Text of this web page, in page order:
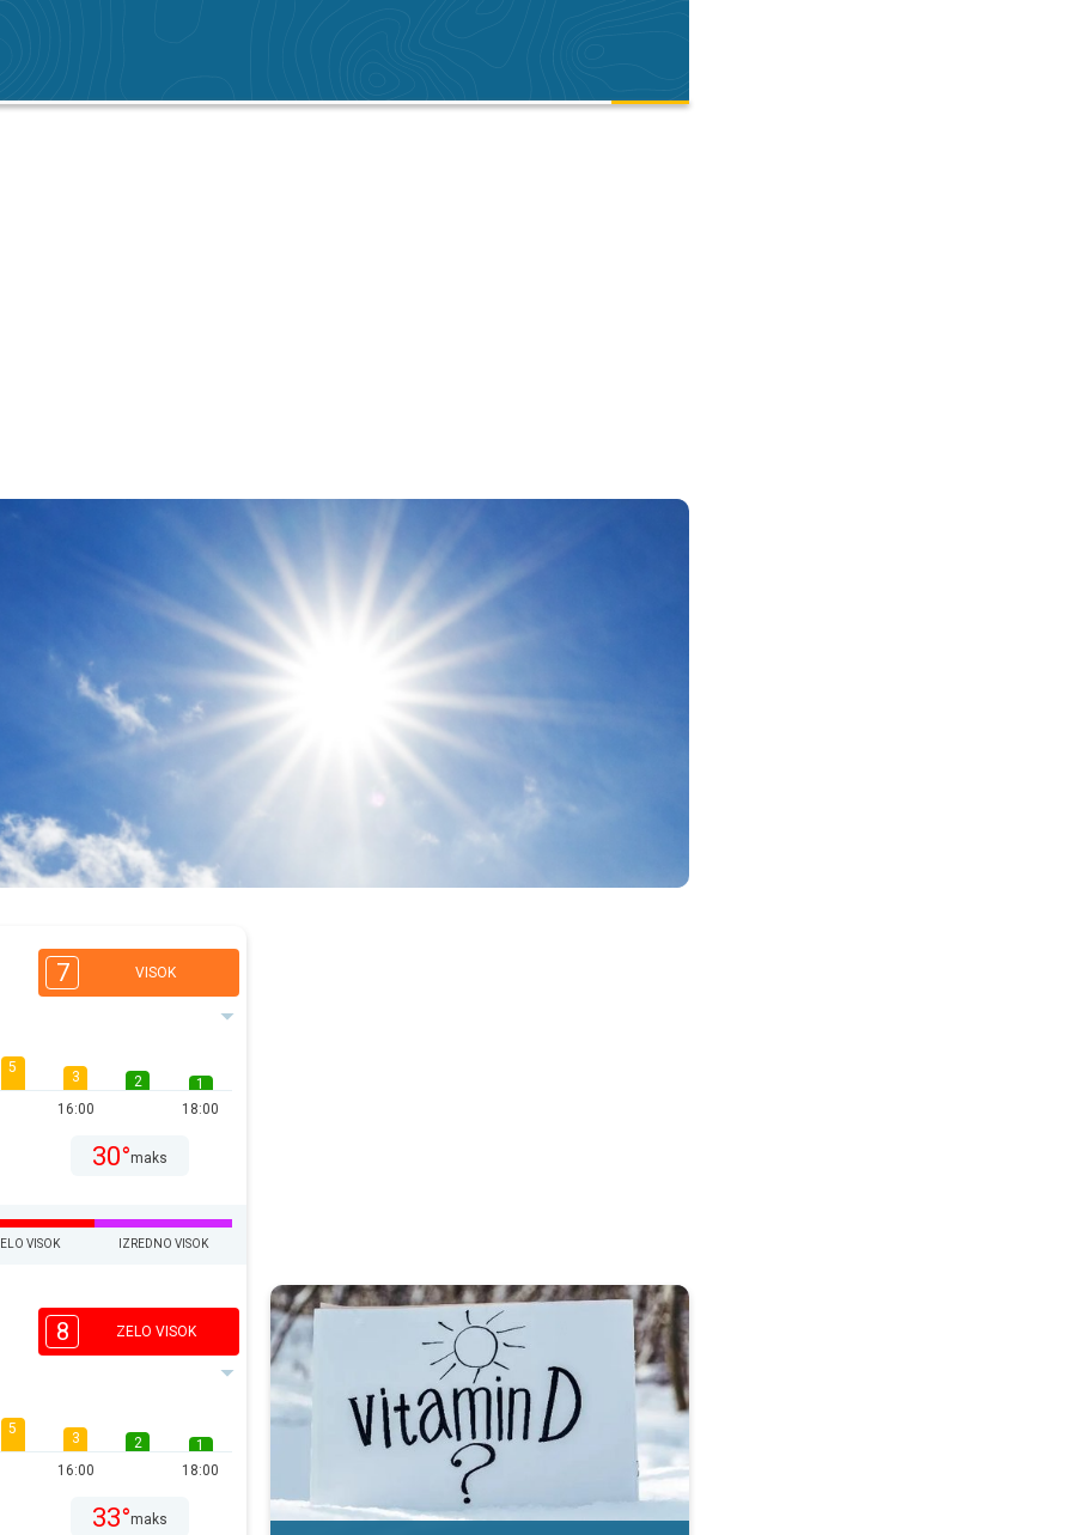
7 VISOK
5
3
16:00
2
1
18:00
30°maks
VISOK IZREDNO VISOK
8 ZELO VISOK
5
3
16:00
2
1
18:00
33°maks
Vpliv sončnega sevanja na človeka. Koristi in tveganja. . .